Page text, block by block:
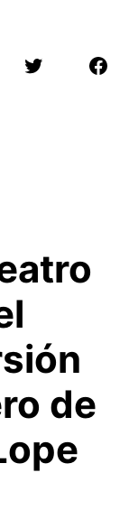
Twitter
de